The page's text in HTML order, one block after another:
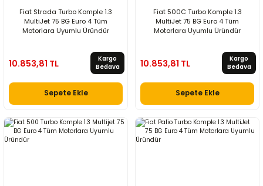
Fiat Strada Turbo Komple 1.3
MultiJet 75 BG Euro 4 Tüm
Motorlara Uyumlu Üründür
10.853,81 TL
Kargo
Bedava
Sepete Ekle
Fiat 500C Turbo Komple 1.3
MultiJet 75 BG Euro 4 Tüm
Motorlara Uyumlu Üründür
10.853,81 TL
Kargo
Bedava
Sepete Ekle